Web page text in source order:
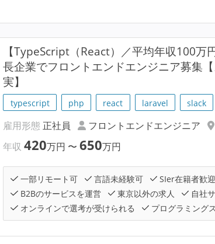
【TypeScript（React）／平均年収100
長企業でフロントエンドエンジニア募集
実】
typescript php react laravel slack
雇用形態 正社員 フロントエンドエンジニア
年収420万円 〜650万円
一部リモート可 言語未経験可 SIer在籍者歓迎
B2Bのサービスを運営
東京以外の求人 自社
オンラインで選考が受けられる
プログラミング